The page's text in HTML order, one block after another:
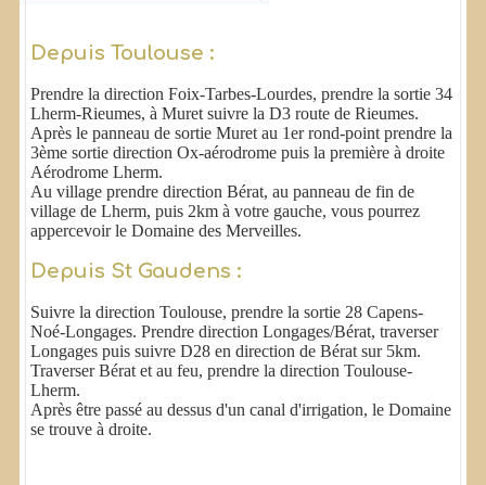
Depuis Toulouse :
Prendre la direction Foix-Tarbes-Lourdes, prendre la sortie 34
Lherm-Rieumes, à Muret suivre la D3 route de Rieumes.
Après le panneau de sortie Muret au 1er rond-point prendre la
3ème sortie direction Ox-aérodrome puis la première à droite
Aérodrome Lherm.
Au village prendre direction Bérat, au panneau de fin de
village de Lherm, puis 2km à votre gauche, vous pourrez
appercevoir le Domaine des Merveilles.
Depuis St Gaudens :
Suivre la direction Toulouse, prendre la sortie 28 Capens-
Noé-Longages. Prendre direction Longages/Bérat, traverser
Longages puis suivre D28 en direction de Bérat sur 5km.
Traverser Bérat et au feu, prendre la direction Toulouse-
Lherm.
Après être passé au dessus d'un canal d'irrigation, le Domaine
se trouve à droite.